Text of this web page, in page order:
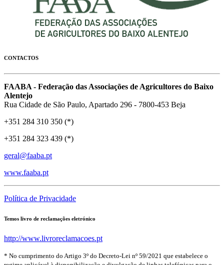
CONTACTOS
FAABA - Federação das Associações de Agricultores do Baixo
Alentejo
Rua Cidade de São Paulo, Apartado 296 - 7800-453 Beja
+351 284 310 350 (*)
+351 284 323 439 (*)
geral@faaba.pt
www.faaba.pt
Política de Privacidade
Temos livro de reclamações eletrónico
http://www.livroreclamacoes.pt
* No cumprimento do Artigo 3º do Decreto-Lei nº 59/2021 que estabelece o